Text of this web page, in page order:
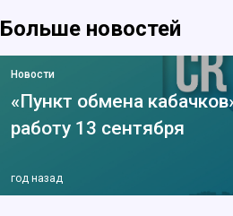
Больше новостей
Новости
«Пункт обмена
работу 13 сентября
год назад